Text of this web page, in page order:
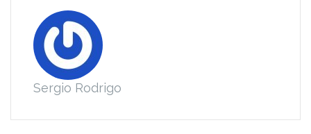
Sergio Rodrigo